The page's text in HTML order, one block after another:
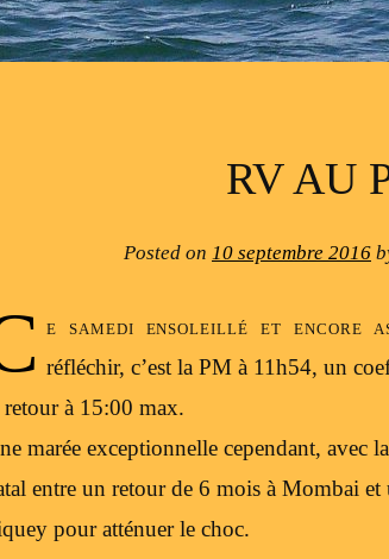
RV AU
Posted on 10 septembre 2016
e samedi ensoleillé et encore
réfléchir, c’est la PM à 11h54, un
retour à 15:00 max.
marée exceptionnelle cependant, avec
entre un retour de 6 mois à Mombai
pour atténuer le choc.